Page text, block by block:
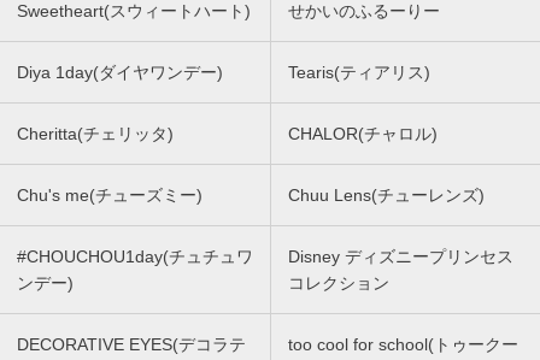
Sweetheart(スウィートハート) せかいのふるーりー
Diya 1day(ダイヤワンデー) Tearis(ティアリス)
Cheritta(チェリッタ) CHALOR(チャロル)
Chu's me(チューズミー) Chuu Lens(チューレンズ)
#CHOUCHOU1day(チュチュワ
ンデー)
Disney ディズニープリンセス
コレクション
DECORATIVE EYES(デコラテ
too cool for school(トゥークー